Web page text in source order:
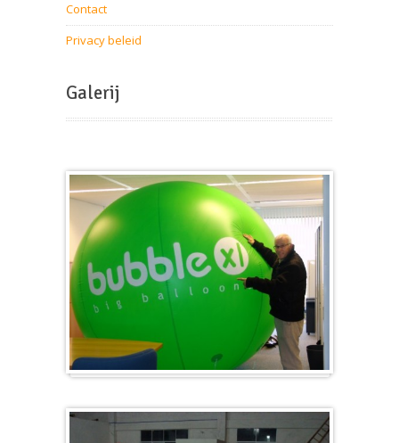
Contact
Privacy beleid
Galerij